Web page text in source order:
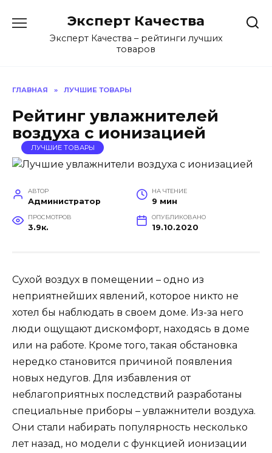
содержанию
Эксперт Качества
Эксперт Качества – рейтинги лучших
товаров
ГЛАВНАЯ » ЛУЧШИЕ ТОВАРЫ
Рейтинг увлажнителей
воздуха с ионизацией
ЛУЧШИЕ ТОВАРЫ
АВТОР
Администратор
НА ЧТЕНИЕ
9 мин
ПРОСМОТРОВ
3.9к.
ОПУБЛИКОВАНО
19.10.2020
Сухой воздух в помещении – одно из
неприятнейших явлений, которое никто не
хотел бы наблюдать в своем доме. Из-за него
люди ощущают дискомфорт, находясь в доме
или на работе. Кроме того, такая обстановка
нередко становится причиной появления
новых недугов. Для избавления от
неблагоприятных последствий разработаны
специальные приборы – увлажнители воздуха.
Они стали набирать популярность несколько
лет назад, но модели с функцией ионизации